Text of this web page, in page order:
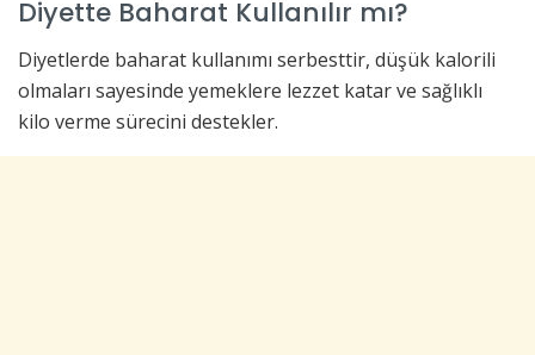
Diyette Baharat Kullanılır mı?
Diyetlerde baharat kullanımı serbesttir, düşük kalorili
olmaları sayesinde yemeklere lezzet katar ve sağlıklı
kilo verme sürecini destekler.